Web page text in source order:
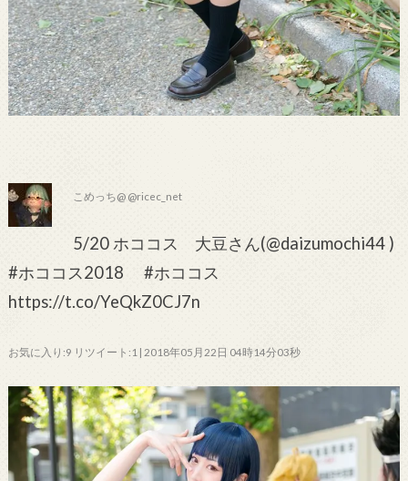
こめっち@ @ricec_net
5/20 ホココス 大豆さん(@daizumochi44 )
#ホココス2018 #ホココス
https://t.co/YeQkZ0CJ7n
お気に入り:9 リツイート:1 | 2018年05月22日 04時14分03秒